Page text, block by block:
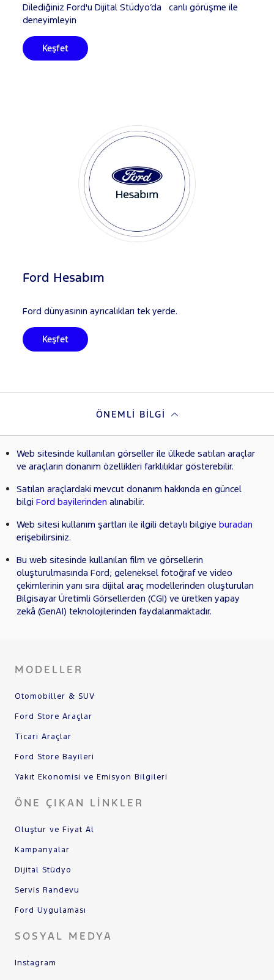
Dilediğiniz Ford'u Dijital Stüdyo’da canlı görüşme ile
deneyimleyin
Keşfet
Ford Hesabım
Ford dünyasının ayrıcalıkları tek yerde.
Keşfet
ÖNEMLI BILGI
Web sitesinde kullanılan görseller ile ülkede satılan araçlar
ve araçların donanım özellikleri farklılıklar gösterebilir.
Satılan araçlardaki mevcut donanım hakkında en güncel
bilgi Ford bayilerinden alınabilir.
Web sitesi kullanım şartları ile ilgili detaylı bilgiye buradan
erişebilirsiniz.
Bu web sitesinde kullanılan film ve görsellerin
oluşturulmasında Ford; geleneksel fotoğraf ve video
çekimlerinin yanı sıra dijital araç modellerinden oluşturulan
Bilgisayar Üretimli Görsellerden (CGI) ve üretken yapay
zekâ (GenAI) teknolojilerinden faydalanmaktadır.
MODELLER
Otomobiller & SUV
Ford Store Araçlar
Ticari Araçlar
Ford Store Bayileri
Yakıt Ekonomisi ve Emisyon Bilgileri
ÖNE ÇIKAN LINKLER
Oluştur ve Fiyat Al
Kampanyalar
Dijital Stüdyo
Servis Randevu
Ford Uygulaması
SOSYAL MEDYA
Instagram